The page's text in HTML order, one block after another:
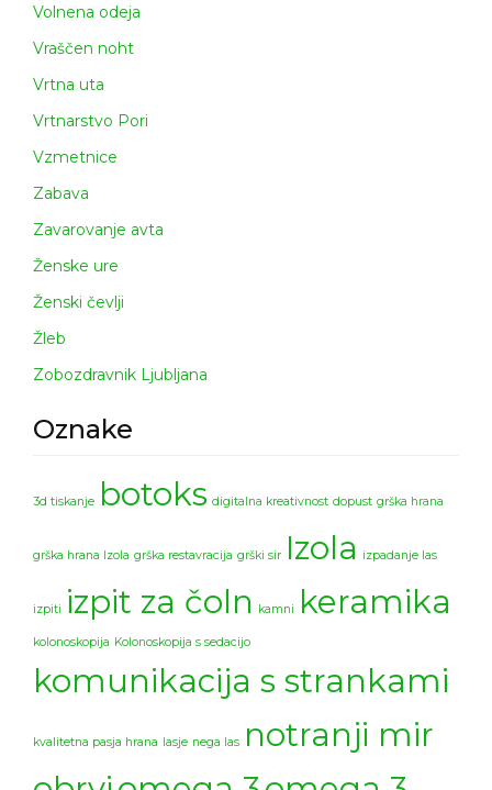
Volnena odeja
Vraščen noht
Vrtna uta
Vrtnarstvo Pori
Vzmetnice
Zabava
Zavarovanje avta
Ženske ure
Ženski čevlji
Žleb
Zobozdravnik Ljubljana
Oznake
3d tiskanje botoks digitalna kreativnost dopust grška hrana
grška hrana Izola grška restavracija grški sir Izola izpadanje las
izpiti izpit za čoln kamni keramika
kolonoskopija Kolonoskopija s sedacijo
komunikacija s strankami
kvalitetna pasja hrana lasje nega las notranji mir